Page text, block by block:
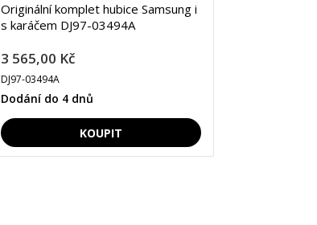
Originální komplet hubice Samsung i
s karáčem DJ97-03494A
3 565,00 Kč
DJ97-03494A
Dodání do 4 dnů